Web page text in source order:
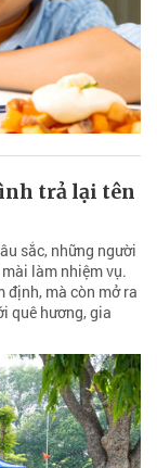
trả lại tên
sắc, những người
làm nhiệm vụ.
định, mà còn mở ra
quê hương, gia